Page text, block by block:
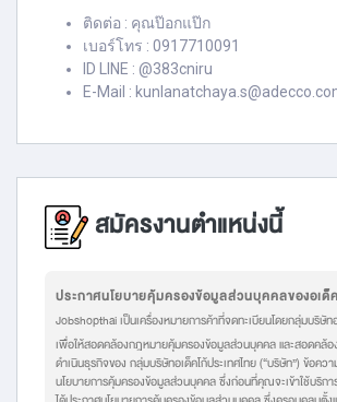
ติดต่อ : คุณป๊อกแป๊ก
เบอร์โทร : 0917710091
ID LINE : @383cniru
E-Mail :
สมัครงานตำแหน่งนี้
ประกาศนโยบายคุ้มครองข้อมูลส่วนบุคคลของอเด็
Jobshopthai เป็นเครื่องหมายการค้าที่จดทะเบียนโดยกลุ่มบริษัท
เพื่อให้สอดคล้องกฎหมายคุ้มครองข้อมูลส่วนบุคคล และสอดคล้อ
ดำเนินธุรกิจของ กลุ่มบริษัทอเด็คโก้ประเทศไทย (“บริษัท”) ข้อคว
นโยบายการคุ้มครองข้อมูลส่วนบุคคล ซึ่งก่อนที่คุณจะเข้าใช้บริก